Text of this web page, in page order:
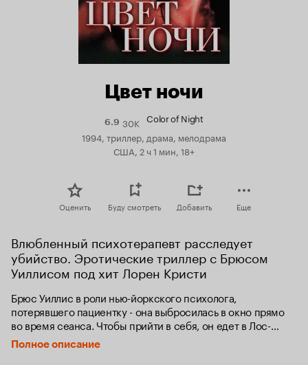
Цвет ночи
6.9Рейтинг
6.9
30K Color of Night
1994, триллер, драма, мелодрама
США, 2 ч 1 мин, 18+
Оценить Буду смотреть Добавить Еще
Влюбленный психотерапевт расследует
убийство. Эротические триллер с Брюсом
Уиллисом под хит Лорен Кристи
Брюс Уиллис в роли нью-йоркского психолога,
потерявшего пациентку - она выбросилась в окно прямо
во время сеанса. Чтобы прийти в себя, он едет в Лос-
Анджелес к своему другу, с которым они вместе учились.
Полное описание